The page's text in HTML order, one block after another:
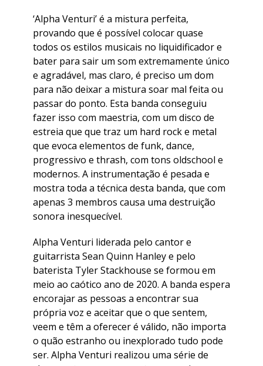
‘Alpha Venturi’ é a mistura perfeita,
provando que é possível colocar quase
todos os estilos musicais no liquidificador e
bater para sair um som extremamente único
e agradável, mas claro, é preciso um dom
para não deixar a mistura soar mal feita ou
passar do ponto. Esta banda conseguiu
fazer isso com maestria, com um disco de
estreia que que traz um hard rock e metal
que evoca elementos de funk, dance,
progressivo e thrash, com tons oldschool e
modernos. A instrumentação é pesada e
mostra toda a técnica desta banda, que com
apenas 3 membros causa uma destruição
sonora inesquecível.
Alpha Venturi liderada pelo cantor e
guitarrista Sean Quinn Hanley e pelo
baterista Tyler Stackhouse se formou em
meio ao caótico ano de 2020. A banda espera
encorajar as pessoas a encontrar sua
própria voz e aceitar que o que sentem,
veem e têm a oferecer é válido, não importa
o quão estranho ou inexplorado tudo pode
ser. Alpha Venturi realizou uma série de